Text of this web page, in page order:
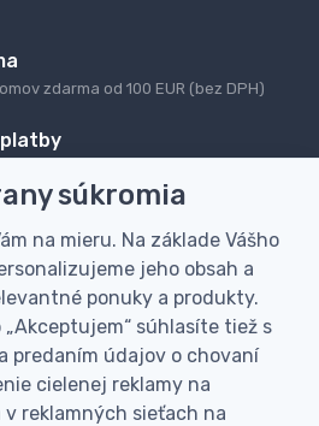
zdarma od 100 EUR (bez DPH)
originálny darček
Vám pomôžeme vybrať
súkromia
na mieru. Na základe Vášho
jeho obsah a
ponuky a produkty.
súhlasíte tiež s
predaním údajov o chovaní
cielenej reklamy na
reklamných sieťach na